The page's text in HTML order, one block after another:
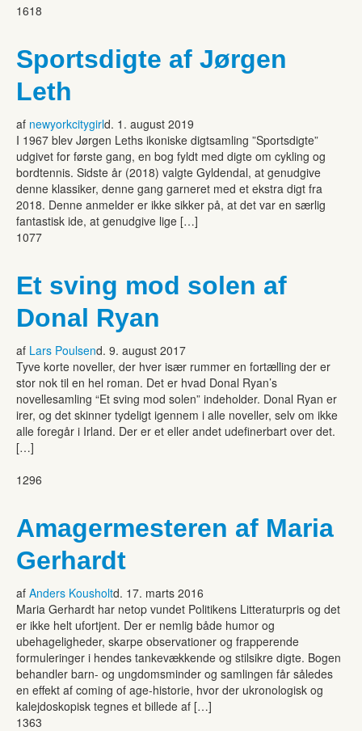
1618
Sportsdigte af Jørgen
Leth
af newyorkcitygirld. 1. august 2019
I 1967 blev Jørgen Leths ikoniske digtsamling ”Sportsdigte”
udgivet for første gang, en bog fyldt med digte om cykling og
bordtennis. Sidste år (2018) valgte Gyldendal, at genudgive
denne klassiker, denne gang garneret med et ekstra digt fra
2018. Denne anmelder er ikke sikker på, at det var en særlig
fantastisk ide, at genudgive lige […]
1077
Et sving mod solen af
Donal Ryan
af Lars Poulsend. 9. august 2017
Tyve korte noveller, der hver især rummer en fortælling der er
stor nok til en hel roman. Det er hvad Donal Ryan’s
novellesamling “Et sving mod solen” indeholder. Donal Ryan er
irer, og det skinner tydeligt igennem i alle noveller, selv om ikke
alle foregår i Irland. Der er et eller andet udefinerbart over det.
[…]
1296
Amagermesteren af Maria
Gerhardt
af Anders Kousholtd. 17. marts 2016
Maria Gerhardt har netop vundet Politikens Litteraturpris og det
er ikke helt ufortjent. Der er nemlig både humor og
ubehageligheder, skarpe observationer og frapperende
formuleringer i hendes tankevækkende og stilsikre digte. Bogen
behandler barn- og ungdomsminder og samlingen får således
en effekt af coming of age-historie, hvor der ukronologisk og
kalejdoskopisk tegnes et billede af […]
1363